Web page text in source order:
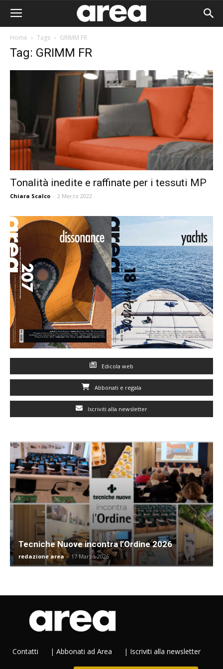
Home Tags GRIMM FR
Tag: GRIMM FR
Tonalità inedite e raffinate per i tessuti MP
Chiara Scalco - 2 Marzo 2022
Edicola web
Abbonati e regala
Iscriviti alla newsletter
Tecniche Nuove incontra l’Ordine 2026
redazione area - 17 Marzo 2026
Contatti | Abbonati ad Area | Iscriviti alla newsletter